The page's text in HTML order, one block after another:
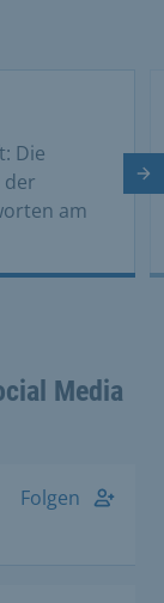
Die
der
am
Media
Folgen